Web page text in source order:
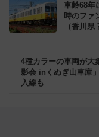
車齢68年
時のファ
（香川県
4種カラーの車両が大
影会 inくぬぎ山車庫
入線も